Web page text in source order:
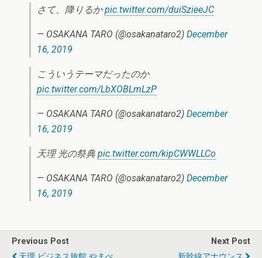
さて、降りるかpic.twitter.com/duiSzieeJC
— OSAKANA TARO (@osakanataro2) December
16, 2019
こういうテーマだったのか
pic.twitter.com/LbXOBLmLzP
— OSAKANA TARO (@osakanataro2) December
16, 2019
天理 光の祭典 pic.twitter.com/kipCWWLLCo
— OSAKANA TARO (@osakanataro2) December
16, 2019
Previous Post
Next Post